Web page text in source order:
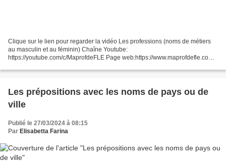
Clique sur le lien pour regarder la vidéo Les professions (noms de métiers
au masculin et au féminin) Chaîne Youtube:
https://youtube.com/c/MaprofdeFLE​ Page web:https://www.maprofdefle.com
Les prépositions avec les noms de pays ou de
ville
Publié le 27/03/2024 à 08:15
Par Elisabetta Farina